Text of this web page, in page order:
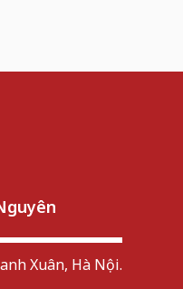
Xuân, Hà Nội.